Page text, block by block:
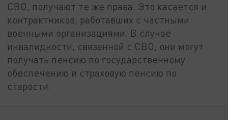
СВО, получают те же права. Это касается и
контрактников, работавших с частными
военными организациями. В случае
инвалидности, связанной с СВО, они могут
получать пенсию по государственному
обеспечению и страховую пенсию по
старости.